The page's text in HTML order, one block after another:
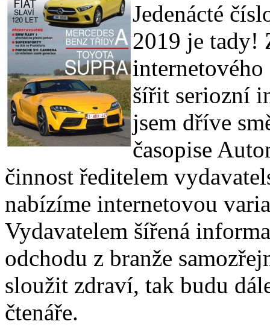
Jedenácté
2019 je tady!
šířit seriozní
jsem dříve
časopise
činnost ředitelem
nabízíme internetovou
Vydavatelem šířená
odchodu z branže
sloužit zdraví, tak budu
čtenáře.